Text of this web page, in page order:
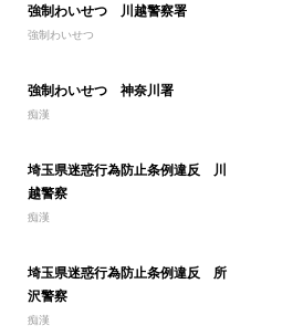
強制わいせつ 川越警察署
強制わいせつ
強制わいせつ 神奈川署
痴漢
埼玉県迷惑行為防止条例違反 川
越警察
痴漢
埼玉県迷惑行為防止条例違反 所
沢警察
痴漢